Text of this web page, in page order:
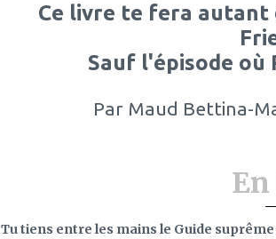
Ce livre te fera autant
Sauf l'épisode où
Par Maud Bettina-
Tu tiens entre les mains le Guide